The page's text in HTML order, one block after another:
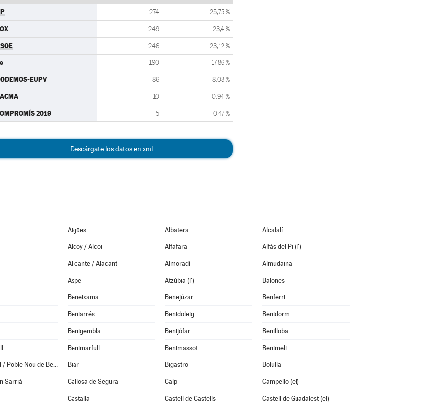
274 25,75 %
249 23,4 %
246 23,12 %
190 17,86 %
EUPV 86 8,08 %
10 0,94 %
2019 5 0,47 %
Descárgate los datos en xml
Aigües Albatera Alcalalí
Alcoy / Alcoi Alfafara Alfàs del Pi (l')
Alicante / Alacant Almoradí Almudaina
Aspe Atzúbia (l') Balones
Beneixama Benejúzar Benferri
Beniarrés Benidoleig Benidorm
Benigembla Benijófar Benilloba
Benimarfull Benimassot Benimeli
Benitachell / Poble Nou de Benitatxell (el) Biar Bigastro Bolulla
Sarrià Callosa de Segura Calp Campello (el)
Castalla Castell de Castells Castell de Guadalest (el)